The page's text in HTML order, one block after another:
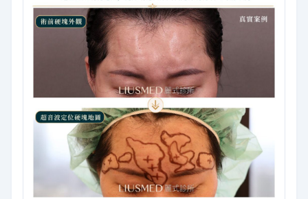
膠原蛋白增生劑這類，身體反應強，常被纖維…